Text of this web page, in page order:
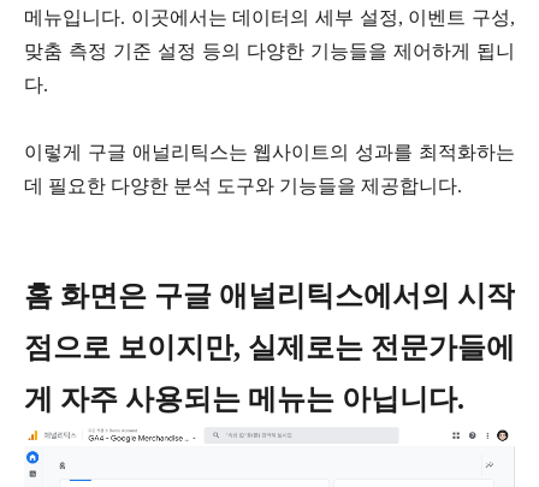
메뉴입니다. 이곳에서는 데이터의 세부 설정, 이벤트 구성,
맞춤 측정 기준 설정 등의 다양한 기능들을 제어하게 됩니
다.
이렇게 구글 애널리틱스는 웹사이트의 성과를 최적화하는
데 필요한 다양한 분석 도구와 기능들을 제공합니다.
홈 화면은 구글 애널리틱스에서의 시작
점으로 보이지만, 실제로는 전문가들에
게 자주 사용되는 메뉴는 아닙니다.